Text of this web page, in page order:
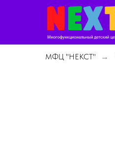
МФЦ "НЕКСТ" →